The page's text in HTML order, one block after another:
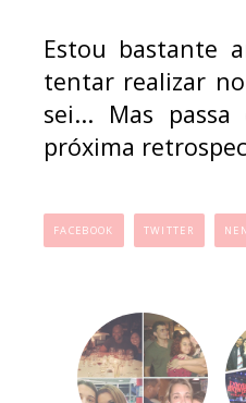
Estou bastante
tentar realizar
sei... Mas
próxima
FACEBOOK TWITTER